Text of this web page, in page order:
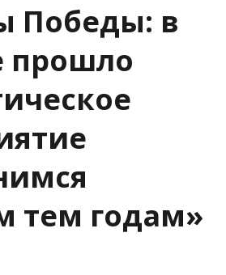
Победы: в
прошло
тем годам»